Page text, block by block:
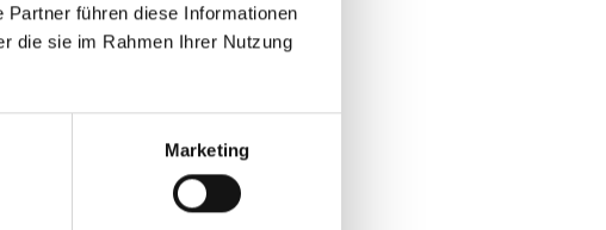
führen diese Informationen
die sie im Rahmen Ihrer Nutzung
Marketing